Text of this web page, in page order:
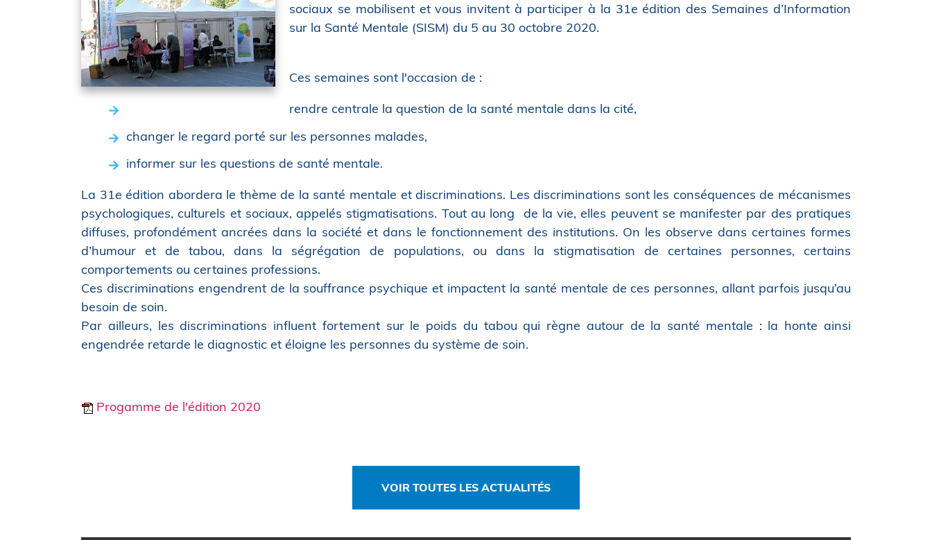
sociaux se mobilisent et vous invitent à participer à la 31e édition des Semaines d’Information
sur la Santé Mentale (SISM) du 5 au 30 octobre 2020.
Ces semaines sont l'occasion de :
rendre centrale la question de la santé mentale dans la cité,
changer le regard porté sur les personnes malades,
informer sur les questions de santé mentale.
La 31e édition abordera le thème de la santé mentale et discriminations. Les discriminations sont les conséquences de mécanismes
psychologiques, culturels et sociaux, appelés stigmatisations. Tout au long de la vie, elles peuvent se manifester par des pratiques
diffuses, profondément ancrées dans la société et dans le fonctionnement des institutions. On les observe dans certaines formes
d’humour et de tabou, dans la ségrégation de populations, ou dans la stigmatisation de certaines personnes, certains
comportements ou certaines professions.
Ces discriminations engendrent de la souffrance psychique et impactent la santé mentale de ces personnes, allant parfois jusqu’au
besoin de soin.
Par ailleurs, les discriminations influent fortement sur le poids du tabou qui règne autour de la santé mentale : la honte ainsi
engendrée retarde le diagnostic et éloigne les personnes du système de soin.
Progamme de l'édition 2020
VOIR TOUTES LES ACTUALITÉS